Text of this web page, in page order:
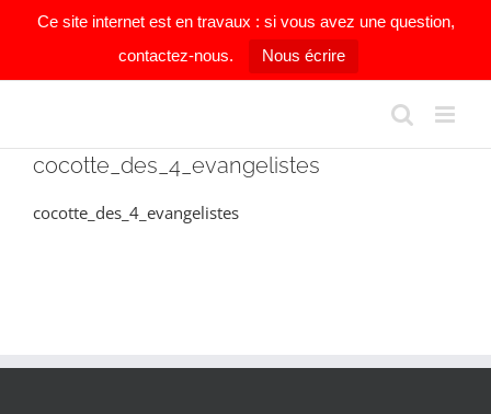
Ce site internet est en travaux : si vous avez une question,
contactez-nous.
Nous écrire
contenucocotte_des_4_evangelistes
cocotte_des_4_evangelistes